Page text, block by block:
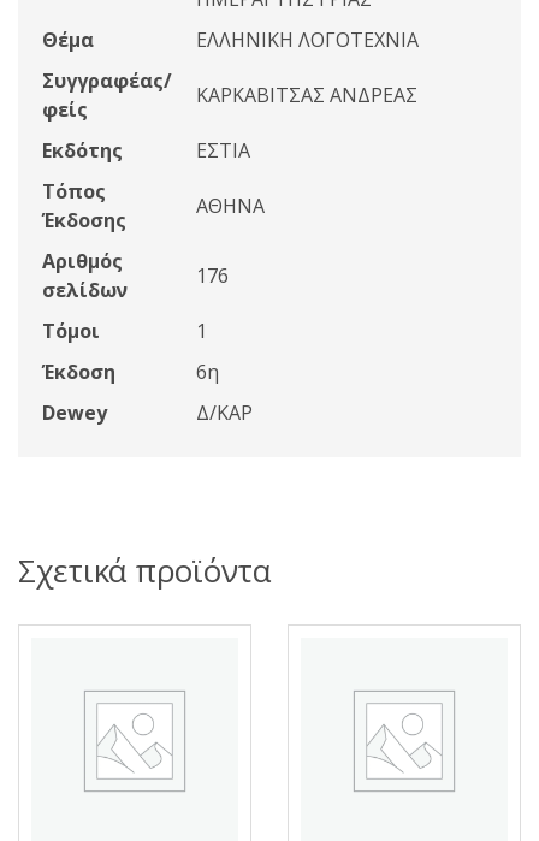
Θέμα
ΕΛΛΗΝΙΚΗ ΛΟΓΟΤΕΧΝΙΑ
Συγγραφέας/
φείς
ΚΑΡΚΑΒΙΤΣΑΣ ΑΝΔΡΕΑΣ
Εκδότης
ΕΣΤΙΑ
Τόπος
Έκδοσης
ΑΘΗΝΑ
Αριθμός
σελίδων
176
Τόμοι
1
Έκδοση
6η
Dewey
Δ/ΚΑΡ
Σχετικά προϊόντα